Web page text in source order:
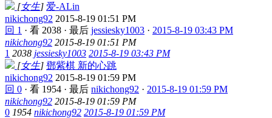
[女生] 爱-ALin
nikichong92 2015-8-19 01:51 PM
回 1 · 看 2038 · 最后 jessiesky1003 · 2015-8-19 03:43 PM
nikichong92 2015-8-19 01:51 PM
1 2038 jessiesky1003 2015-8-19 03:43 PM
[女生] 鄧紫棋 新的心跳
nikichong92 2015-8-19 01:59 PM
回 0 · 看 1954 · 最后 nikichong92 · 2015-8-19 01:59 PM
nikichong92 2015-8-19 01:59 PM
0 1954 nikichong92 2015-8-19 01:59 PM